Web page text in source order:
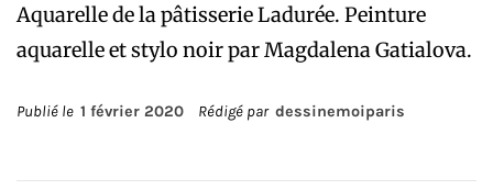
Aquarelle de la pâtisserie Ladurée. Peinture
aquarelle et stylo noir par Magdalena Gatialova.
Publié le 1 février 2020 Rédigé par dessinemoiparis